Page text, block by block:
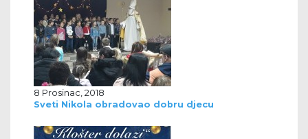
8 Prosinac, 2018
Sveti Nikola obradovao dobru djecu